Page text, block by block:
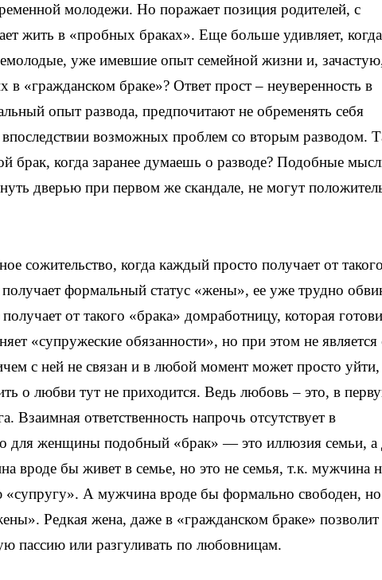
молодежи. Но поражает позиция родителей, с
жить в «пробных браках». Еще больше удивляет,
уже имевшие опыт семейной жизни и,
в «гражданском браке»? Ответ прост – неуверенность в
опыт развода, предпочитают не обременять себя
возможных проблем со вторым разводом.
брак, когда заранее думаешь о разводе? Подобные
дверью при первом же скандале, не могут
сожительство, когда каждый просто получает от
формальный статус «жены», ее уже трудно
от такого «брака» домработницу, которая
«супружеские обязанности», но при этом не является
с ней не связан и в любой момент может просто
о любви тут не приходится. Ведь любовь – это, в
Взаимная ответственность напрочь отсутствует в
для женщины подобный «брак» — это иллюзия семьи, а
бы живет в семье, но это не семья, т.к. мужчина
«супругу». А мужчина вроде бы формально свободен,
Редкая жена, даже в «гражданском браке» позволит
пассию или разгуливать по любовницам.